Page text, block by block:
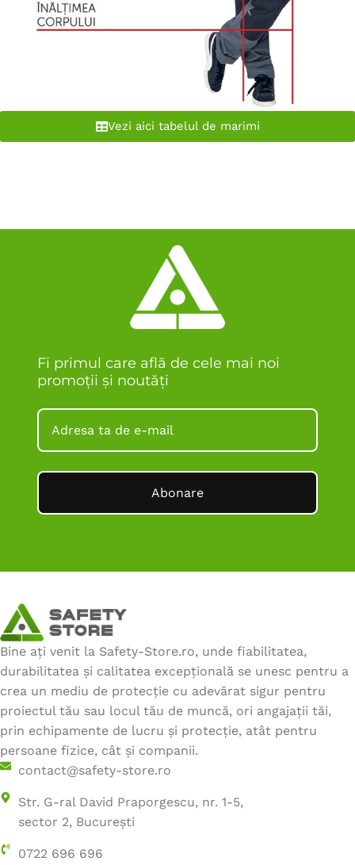
Vezi aici tabelul de marimi
Fi primul care află de cele mai noi
promoții și noutăți
Abonare
Bine ați venit la Safety-Store.ro, unde fiabilitatea,
durabilitatea și calitatea excepțională se unesc pentru a
crea un mediu de protecție cu adevărat sigur pentru
proiectul tău sau locul tău de muncă, ori angajații tăi,
prin echipamente de lucru și protecție, atât pentru
persoane fizice, cât și companii.
contact@safety-store.ro
Str. G-ral David Praporgescu, nr. 1-5,
sector 2, București
0722 696 696